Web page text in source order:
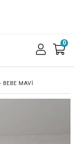
0
MAVİ